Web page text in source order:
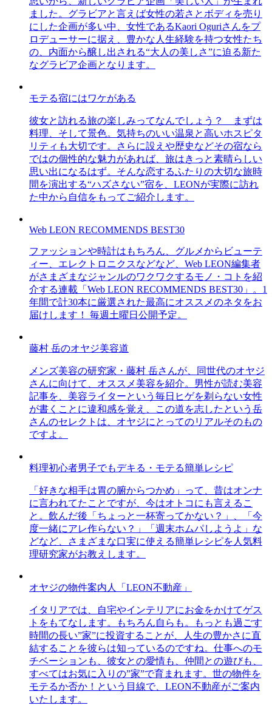
ました。グラビアと言えば女性の若さとボディを売り
にした企画が多い中、女性であるKaori Oguriさんをプ
ロデューサーに据え、豊かな人生経験を持つ女性たち
の、内面から醸し出される“大人の美しさ”に迫る新た
なグラビア企画となります。
モテる宿にはワケがある
彼女と訪れる旅の楽しみってなんでしょう？ まずは
料理、そして景色。気持ちのいい温泉と高いホスピタ
リティも大切です。さらに設えや歴史などその宿なら
ではの個性的な魅力があれば、旅はきっと素晴らしい
思い出になるはず。そんな恋するふたりの大切な旅時
間を演出する“ハズさない”宿を、LEONが実際に訪れ
た中から自信をもってご紹介します。
Web LEON RECOMMENDS BEST30
ファッションや時計はもちろん、グルメからビューテ
ィー、エレクトロニクスなどなど、Web LEON編集者
がさまざまなジャンルのワクワクするモノ・コトを紹
介する連載「Web LEON RECOMMENDS BEST30」。1
年間で計30本に厳選された最高にオススメのネタをお
届けします！ 毎週土曜日公開予定。
藤村 岳のオヤジ美容道
メンズ美容の研究家・藤村 岳さんが、同世代のオヤジ
さんに向けて、オススメ美容を紹介。男性が読む美容
記事を、美容ライターという毎日ヒゲを剃らない女性
が書くことに違和感を覚え、この道を志したという岳
さんのセレクトは、オヤジにとってのリアルそのもの
ですよ。
料理初心者男子でもデキる・モテる簡単レシピ
「好きな相手は胃の腑からつかめ」って、昔はオンナ
に言われてたことですが、今はオトコにも言えるこ
と。飲んだ後「ちょっと一杯寄ってかない？」、「今
度一緒にアレ作らない？」「週末ホムパしようよ」な
どなど、さまざまな口実に使える簡単レシピを人気料
理研究家がお教えします。
オヤジの物件案内人「LEON不動産」
イタリアでは、自宅やインテリアにお金をかけてゲス
トをもてなします。もちろん自らも。もっとも過ごす
時間の長い”家”に投資することが、人生の豊かさに直
結することを彼らは知っているのですね。仕事へのモ
チベーションも、彼女との愛情も、仲間との遊びも、
すべてはお気に入りの”家”で育まれます。世の物件を
モテるか否か！という目線で、LEON不動産がご案内
いたします。